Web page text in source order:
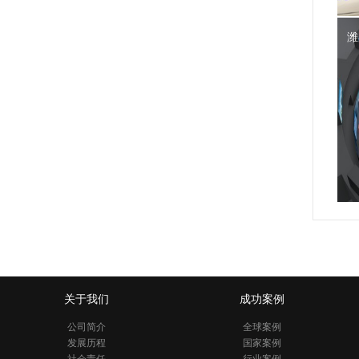
关于我们
公司简介
发展历程
成功案例
全球案例
国家案例